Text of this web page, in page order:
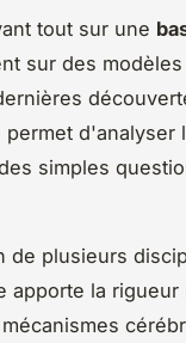
tout sur une
sur des
d'analyser
simples
de plusieurs
apporte la